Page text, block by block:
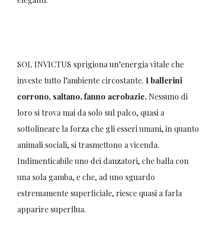
SOL INVICTUS sprigiona un’energia vitale che
investe tutto l’ambiente circostante. I ballerini
corrono, saltano, fanno acrobazie.Nessuno di
loro si trova mai da solo sul palco, quasi a
sottolineare la forza che gli esseri umani, in quanto
animali sociali, si trasmettono a vicenda.
Indimenticabile uno dei danzatori, che balla con
una sola gamba, e che, ad uno sguardo
estremamente superficiale, riesce quasi a farla
apparire superflua.